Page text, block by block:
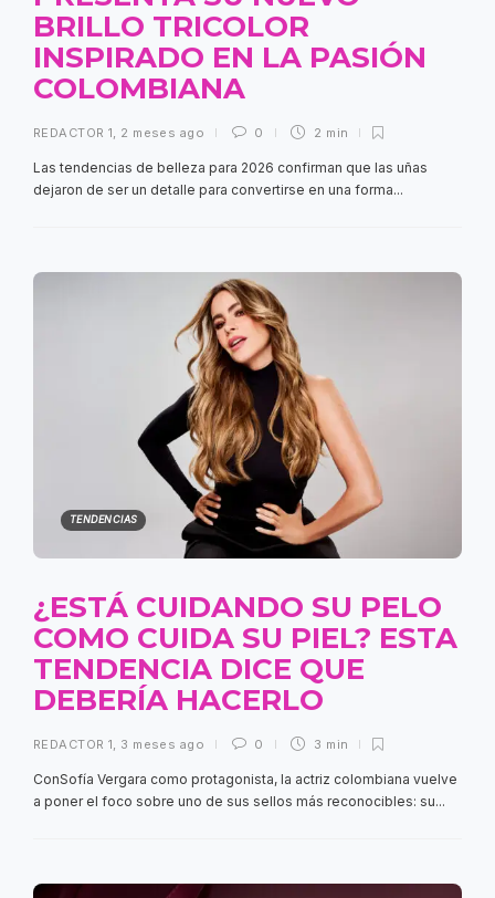
BRILLO TRICOLOR
INSPIRADO EN LA PASIÓN
COLOMBIANA
REDACTOR 1, 2 meses ago 0 2 min
Las tendencias de belleza para 2026 confirman que las uñas
dejaron de ser un detalle para convertirse en una forma...
TENDENCIAS
¿ESTÁ CUIDANDO SU PELO
COMO CUIDA SU PIEL? ESTA
TENDENCIA DICE QUE
DEBERÍA HACERLO
REDACTOR 1 3 meses ago 0 3 min
ConSofía Vergara como protagonista, la actriz colombiana vuelve
a poner el foco sobre uno de sus sellos más reconocibles: su...